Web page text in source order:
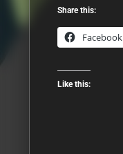
Share this:
Facebook
Like this: